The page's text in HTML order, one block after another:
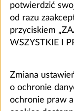
potwierdzić
od razu
przyciskiem
WSZYSTKIE I
Zmiana
o ochronie
ochronie praw